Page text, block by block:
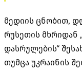
მედიის ცნობით,
რუსეთის მხრიდან
დასრულების“
თუმცა უკრაინის